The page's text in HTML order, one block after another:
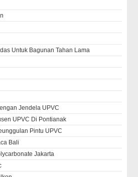
Untuk Bagunan Tahan Lama
Jendela UPVC
UPVC Di Pontianak
Pintu UPVC
Bali
Jakarta